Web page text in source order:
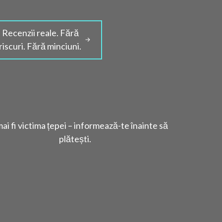
Recenzii reale. Fără
riscuri. Fără minciuni.
fi victima țepei – informează-te înainte să
plătești.